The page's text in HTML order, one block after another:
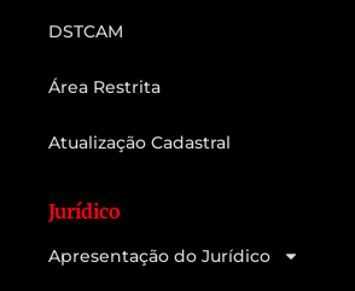
DSTCAM
Área Restrita
Atualização Cadastral
Jurídico
Apresentação do Jurídico